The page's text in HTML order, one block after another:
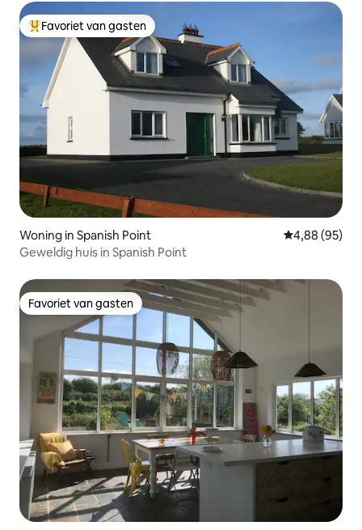
Topfavoriet van gasten
Favoriet van gasten
Woning in Spanish Point Gemiddelde
4,88 (95)
Geweldig huis in Spanish Point
Favoriet van gasten
Favoriet van gasten